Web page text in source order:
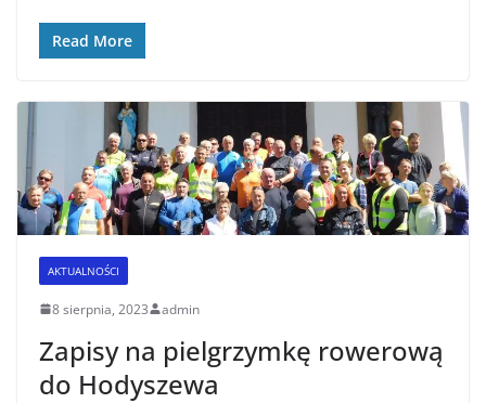
Read More
AKTUALNOŚCI
8 sierpnia, 2023 admin
Zapisy na pielgrzymkę rowerową
do Hodyszewa